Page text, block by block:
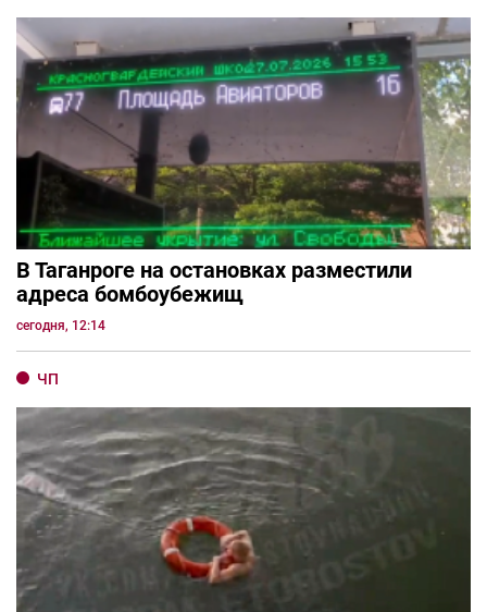
В Таганроге на остановках разместили
адреса бомбоубежищ
сегодня, 12:14
ЧП